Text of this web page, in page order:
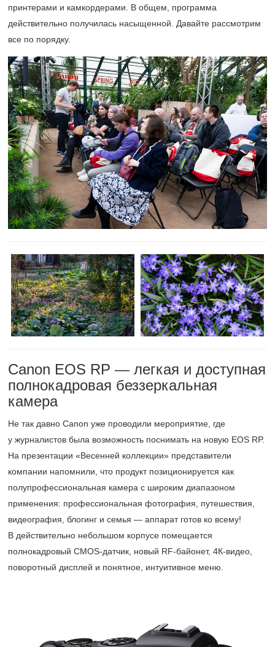
принтерами и камкордерами. В общем, программа
действительно получилась насыщенной. Давайте рассмотрим
все по порядку.
Canon EOS RP — легкая и доступная
полнокадровая беззеркальная
камера
Не так давно Canon уже проводили мероприятие, где
у журналистов была возможность поснимать на новую EOS RP.
На презентации «Весенней коллекции» представители
компании напомнили, что продукт позиционируется как
полупрофессиональная камера с широким диапазоном
применения: профессиональная фотография, путешествия,
видеография, блогинг и семья — аппарат готов ко всему!
В действительно небольшом корпусе помещается
полнокадровый CMOS-датчик, новый RF-байонет, 4К-видео,
поворотный дисплей и понятное, интуитивное меню.